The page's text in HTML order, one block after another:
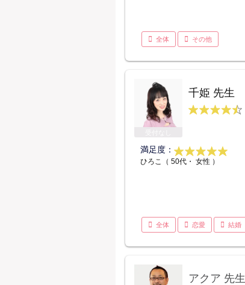
全体 その他
千姫 先生
満足度：
ひろこ（ 50代・ 女性 ）
全体 恋愛 結婚
アクア 先生